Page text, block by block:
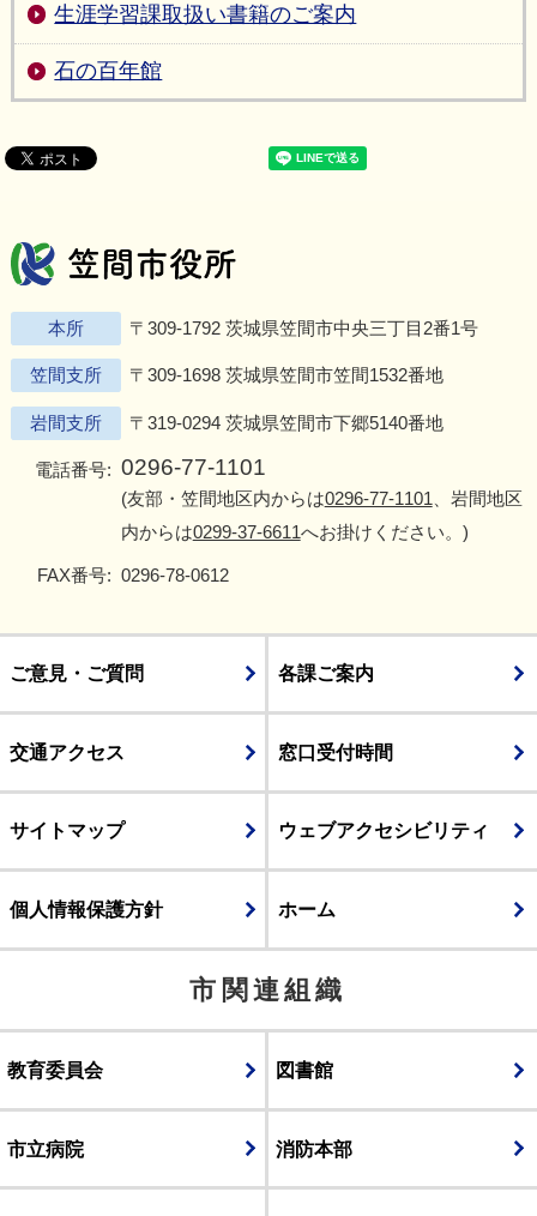
生涯学習課取扱い書籍のご案内
石の百年館
本所 〒309-1792 茨城県笠間市中央三丁目2番1号
笠間支所 〒309-1698 茨城県笠間市笠間1532番地
岩間支所 〒319-0294 茨城県笠間市下郷5140番地
電話番号: 0296-77-1101
(友部・笠間地区内からは0296-77-1101 、岩間地区
内からは0299-37-6611へお掛けください。)
FAX番号: 0296-78-0612
ご意見・ご質問 各課ご案内
交通アクセス 窓口受付時間
サイトマップ ウェブアクセシビリティ
個人情報保護方針 ホーム
市関連組織
教育委員会 図書館
市立病院 消防本部